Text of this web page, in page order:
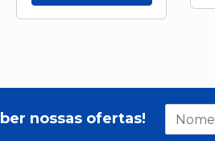
nossas ofertas!